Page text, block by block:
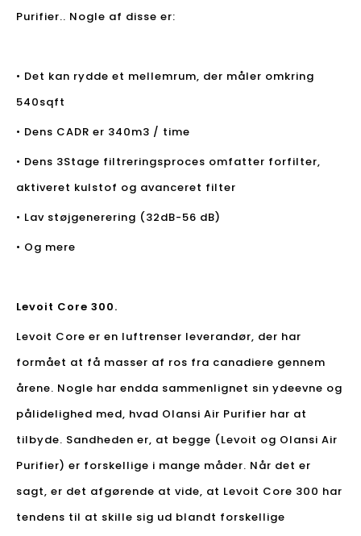
Purifier.. Nogle af disse er:
• Det kan rydde et mellemrum, der måler omkring
540sqft
• Dens CADR er 340m3 / time
• Dens 3Stage filtreringsproces omfatter forfilter,
aktiveret kulstof og avanceret filter
• Lav støjgenerering (32dB-56 dB)
• Og mere
Levoit Core 300.
Levoit Core er en luftrenser leverandør, der har
formået at få masser af ros fra canadiere gennem
årene. Nogle har endda sammenlignet sin ydeevne og
pålidelighed med, hvad Olansi Air Purifier har at
tilbyde. Sandheden er, at begge (Levoit og Olansi Air
Purifier) ​​er forskellige i mange måder. Når det er
sagt, er det afgørende at vide, at Levoit Core 300 har
tendens til at skille sig ud blandt forskellige